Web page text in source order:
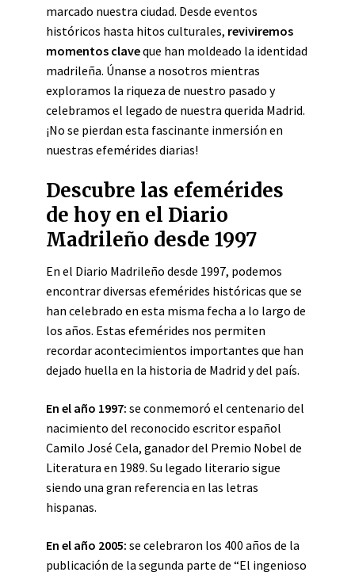
marcado nuestra ciudad. Desde eventos
históricos hasta hitos culturales, reviviremos
momentos claveque han moldeado la identidad
madrileña. Únanse a nosotros mientras
exploramos la riqueza de nuestro pasado y
celebramos el legado de nuestra querida Madrid.
¡No se pierdan esta fascinante inmersión en
nuestras efemérides diarias!
Descubre las efemérides
de hoy en el Diario
Madrileño desde 1997
En el Diario Madrileño desde 1997, podemos
encontrar diversas efemérides históricas que se
han celebrado en esta misma fecha a lo largo de
los años. Estas efemérides nos permiten
recordar acontecimientos importantes que han
dejado huella en la historia de Madrid y del país.
En el año 1997: se conmemoró el centenario del
nacimiento del reconocido escritor español
Camilo José Cela, ganador del Premio Nobel de
Literatura en 1989. Su legado literario sigue
siendo una gran referencia en las letras
hispanas.
En el año 2005: se celebraron los 400 años de la
publicación de la segunda parte de “El ingenioso